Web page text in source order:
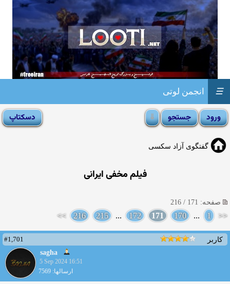
انجمن لوتی ☰
گفتگوی آزاد سکسی
فیلم مخفی ایرانی
صفحه: 171 / 216
<<
1
...
170
171
172
...
215
216
>>
کاربر
#1,701
sagha
5 Sep 2024 16:51
ارسالها: 7569